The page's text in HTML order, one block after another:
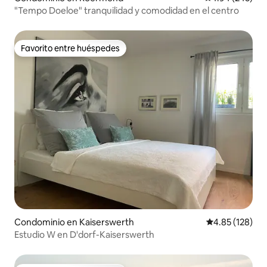
"Tempo Doeloe" tranquilidad y comodidad en el centro
Favorito entre huéspedes
Favorito entre huéspedes
Condominio en Kaiserswerth Calificación
4.85 (128)
Estudio W en D'dorf-Kaiserswerth